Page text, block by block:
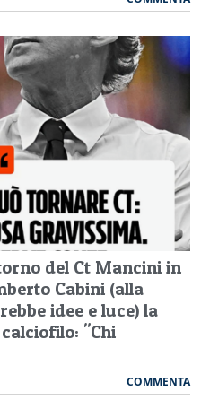
del Ct Mancini in
Cabini (alla
idee e luce) la
"Chi
COMMENTA